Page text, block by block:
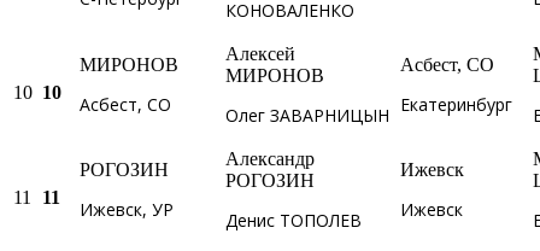
КОНОВАЛЕНКО
10 10
МИРОНОВ
Асбест, СО
Алексей
МИРОНОВ
Олег ЗАВАРНИЦЫН
Асбест, СО
Екатеринбург
11 11
РОГОЗИН
Ижевск, УР
Александр
РОГОЗИН
Денис ТОПОЛЕВ
Ижевск
Ижевск